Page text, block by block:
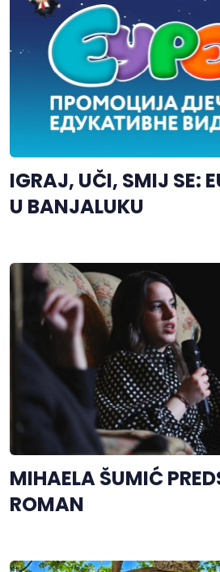
IGRAJ, UČI, SMIJ SE:
U BANJALUKU
MIHAELA ŠUMIĆ
ROMAN